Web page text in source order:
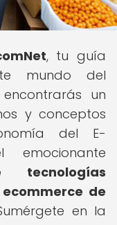
, tu guía
mundo del
un
y conceptos
del E-
emocionante
tecnologías
de
en la